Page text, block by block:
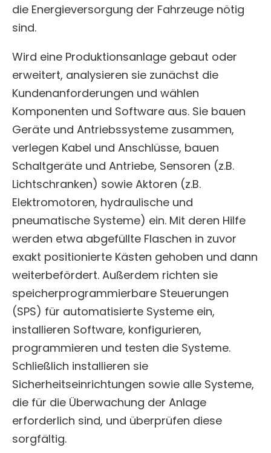
die Energieversorgung der Fahrzeuge nötig
sind.
Wird eine Produktionsanlage gebaut oder
erweitert, analysieren sie zunächst die
Kundenanforderungen und wählen
Komponenten und Software aus. Sie bauen
Geräte und Antriebssysteme zusammen,
verlegen Kabel und Anschlüsse, bauen
Schaltgeräte und Antriebe, Sensoren (z.B.
Lichtschranken) sowie Aktoren (z.B.
Elektromotoren, hydraulische und
pneumatische Systeme) ein. Mit deren Hilfe
werden etwa abgefüllte Flaschen in zuvor
exakt positionierte Kästen gehoben und dann
weiterbefördert. Außerdem richten sie
speicherprogrammierbare Steuerungen
(SPS) für automatisierte Systeme ein,
installieren Software, konfigurieren,
programmieren und testen die Systeme.
Schließlich installieren sie
Sicherheitseinrichtungen sowie alle Systeme,
die für die Überwachung der Anlage
erforderlich sind, und überprüfen diese
sorgfältig.